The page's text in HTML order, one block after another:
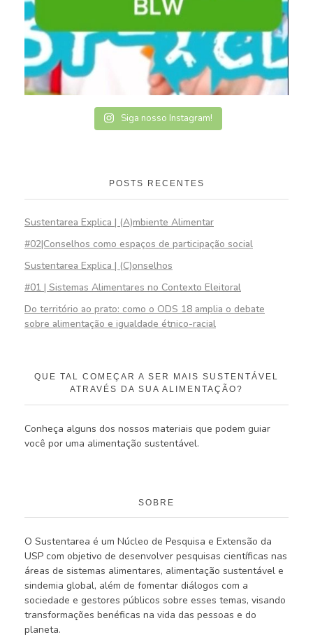
Siga nosso Instagram!
POSTS RECENTES
Sustentarea Explica | (A)mbiente Alimentar
#02|Conselhos como espaços de participação social
Sustentarea Explica | (C)onselhos
#01 | Sistemas Alimentares no Contexto Eleitoral
Do território ao prato: como o ODS 18 amplia o debate
sobre alimentação e igualdade étnico-racial
QUE TAL COMEÇAR A SER MAIS SUSTENTÁVEL
ATRAVÉS DA SUA ALIMENTAÇÃO?
Conheça alguns dos nossos materiais que podem guiar
você por uma alimentação sustentável.
SOBRE
O Sustentarea é um Núcleo de Pesquisa e Extensão da
USP com objetivo de desenvolver pesquisas científicas nas
áreas de sistemas alimentares, alimentação sustentável e
sindemia global, além de fomentar diálogos com a
sociedade e gestores públicos sobre esses temas, visando
transformações benéficas na vida das pessoas e do
planeta.